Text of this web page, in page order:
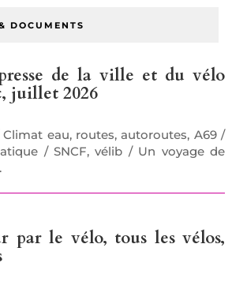
DOCUMENTS
de la ville et du vélo
juillet 2026
eau, routes, autoroutes, A69 /
/ SNCF, vélib / Un voyage de
par le vélo, tous les vélos,